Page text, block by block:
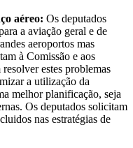
aéreo: Os deputados
a aviação geral e de
aeroportos mas
à Comissão e aos
estes problemas
a utilização da
melhor planificação, seja
Os deputados solicitam
nas estratégias de